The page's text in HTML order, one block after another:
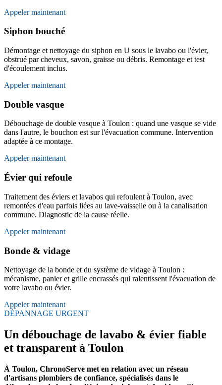
Appeler maintenant
Siphon bouché
Démontage et nettoyage du siphon en U sous le lavabo ou l'évier,
obstrué par cheveux, savon, graisse ou débris. Remontage et test
d'écoulement inclus.
Appeler maintenant
Double vasque
Débouchage de double vasque à Toulon : quand une vasque se vide
dans l'autre, le bouchon est sur l'évacuation commune. Intervention
adaptée à ce montage.
Appeler maintenant
Évier qui refoule
Traitement des éviers et lavabos qui refoulent à Toulon, avec
remontées d'eau parfois liées au lave-vaisselle ou à la canalisation
commune. Diagnostic de la cause réelle.
Appeler maintenant
Bonde & vidage
Nettoyage de la bonde et du système de vidage à Toulon :
mécanisme, panier et grille encrassés qui ralentissent l'évacuation de
votre lavabo ou évier.
Appeler maintenant
DÉPANNAGE URGENT
Un débouchage de lavabo & évier fiable
et transparent à Toulon
À Toulon, ChronoServe met en relation avec un réseau
d'artisans plombiers de confiance, spécialisés dans le